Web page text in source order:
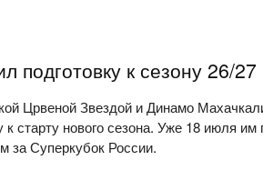
подготовку к сезону 26/27
Црвеной Звездой и Динамо
к старту нового сезона. Уже 18 июля им
за Суперкубок России.